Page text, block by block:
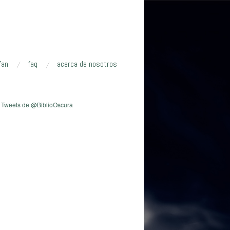
faq acerca de nosotros
Tweets de @BiblioOscura